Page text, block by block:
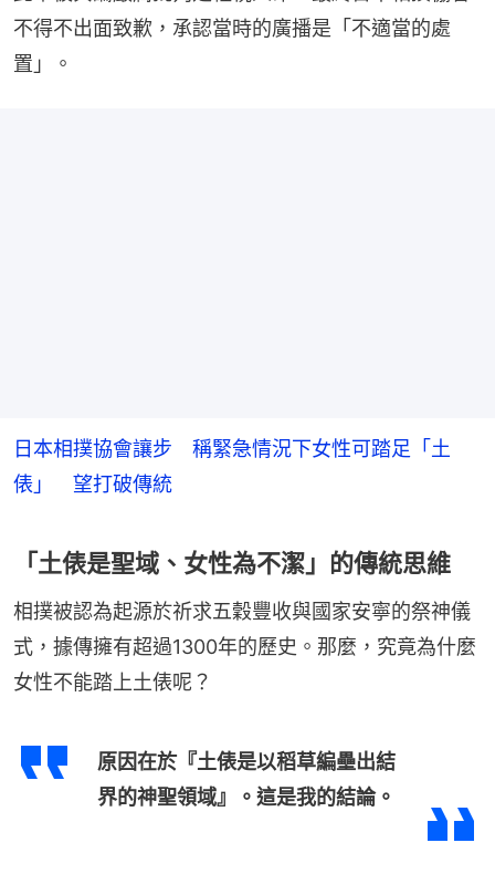
不得不出面致歉，承認當時的廣播是「不適當的處
置」。
日本相撲協會讓步 稱緊急情況下女性可踏足「土
俵」 望打破傳統
「土俵是聖域、女性為不潔」的傳統思維
相撲被認為起源於祈求五穀豐收與國家安寧的祭神儀
式，據傳擁有超過1300年的歷史。那麼，究竟為什麼
女性不能踏上土俵呢？
原因在於『土俵是以稻草編壘出結
界的神聖領域』。這是我的結論。